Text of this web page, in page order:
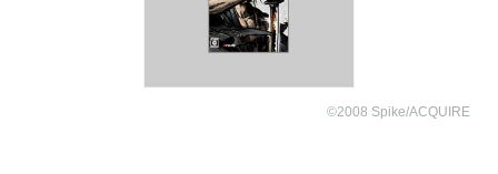
©2008 Spike/ACQUIRE